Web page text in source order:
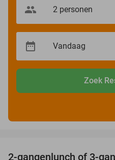
Zoek
2-gangenlunch of 3-